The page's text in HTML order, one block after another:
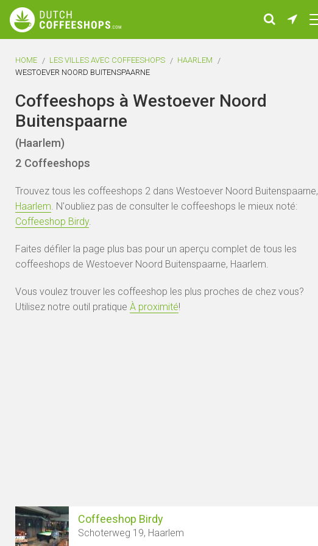
HOME LES VILLES AVEC COFFEESHOPS
HAARLEM
WESTOEVER NOORD BUITENSPAARNE
Coffeeshops à Westoever Noord
Buitenspaarne
(Haarlem)
2 Coffeeshops
Trouvez tous les coffeeshops 2 dans Westoever Noord Buitenspaarne,
Haarlem. N'oubliez pas de consulter le coffeeshops le mieux noté:
Coffeeshop Birdy.
Faites défiler la page plus bas pour un aperçu complet de tous les
coffeeshops de Westoever Noord Buitenspaarne, Haarlem.
Vous voulez trouver les coffeeshop les plus proches de chez vous?
Utilisez notre outil pratique À proximité!
Coffeeshop Birdy
Schoterweg 19, Haarlem